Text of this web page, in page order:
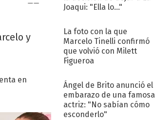
y
en
Joaqui: "Ella lo..."
La foto con la que
Marcelo Tinelli confirmó
que volvió con Milett
Figueroa
Ángel de Brito anunció el
embarazo de una famosa
actriz: "No sabían cómo
esconderlo"